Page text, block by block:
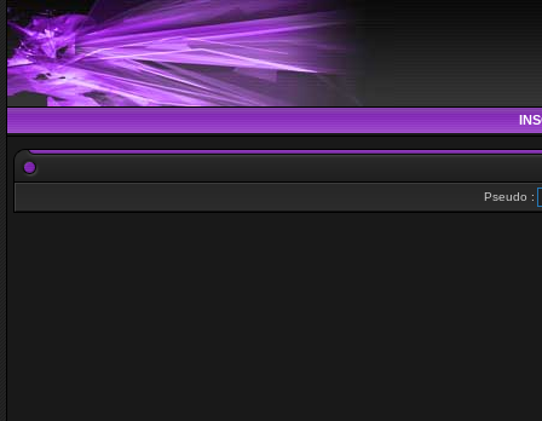
Pseudo :